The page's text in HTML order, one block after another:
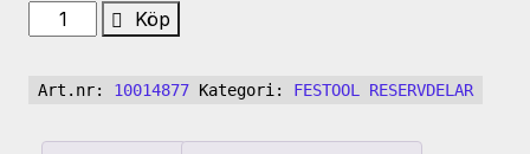
TRYCKFJÄDER
HKC
mängd
Köp
Art.nr: 10014877 Kategori: FESTOOL RESERVDELAR